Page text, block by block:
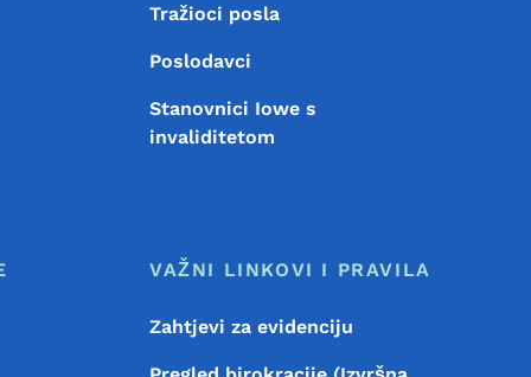
Tražioci posla
Poslodavci
Stanovnici Iowe s
invaliditetom
VAŽNI LINKOVI I PRAVILA
Zahtjevi za evidenciju